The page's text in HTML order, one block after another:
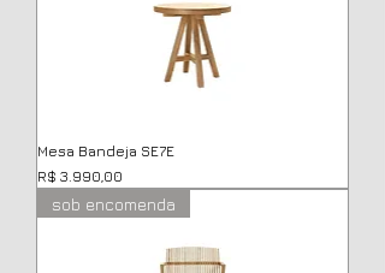
Mesa Bandeja SE7E
Preço
R$ 3.990,00
sob encomenda